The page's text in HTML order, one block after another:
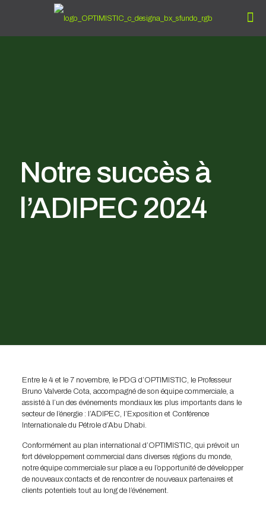
Notre succès à
l’ADIPEC 2024
Entre le 4 et le 7 novembre, le PDG d’OPTIMISTIC, le Professeur
Bruno Valverde Cota, accompagné de son équipe commerciale, a
assisté à l’un des événements mondiaux les plus importants dans le
secteur de l’énergie : l’ADIPEC, l’Exposition et Conférence
Internationale du Pétrole d’Abu Dhabi.
Conformément au plan international d’OPTIMISTIC, qui prévoit un
fort développement commercial dans diverses régions du monde,
notre équipe commerciale sur place a eu l’opportunité de développer
de nouveaux contacts et de rencontrer de nouveaux partenaires et
clients potentiels tout au long de l’événement.